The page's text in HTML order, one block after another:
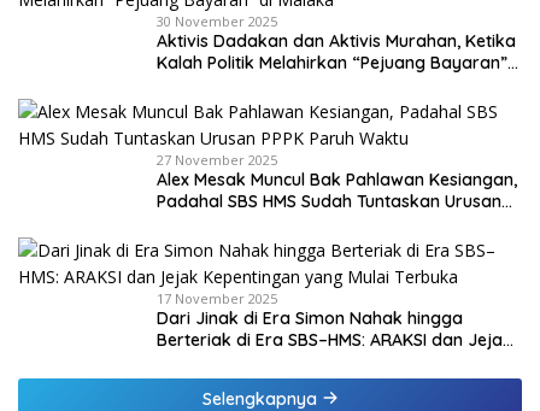
30 November 2025
Aktivis Dadakan dan Aktivis Murahan, Ketika
Kalah Politik Melahirkan “Pejuang Bayaran”
27 November 2025
Alex Mesak Muncul Bak Pahlawan Kesiangan,
Padahal SBS HMS Sudah Tuntaskan Urusan
17 November 2025
Dari Jinak di Era Simon Nahak hingga
Berteriak di Era SBS–HMS: ARAKSI dan Jejak
Selengkapnya